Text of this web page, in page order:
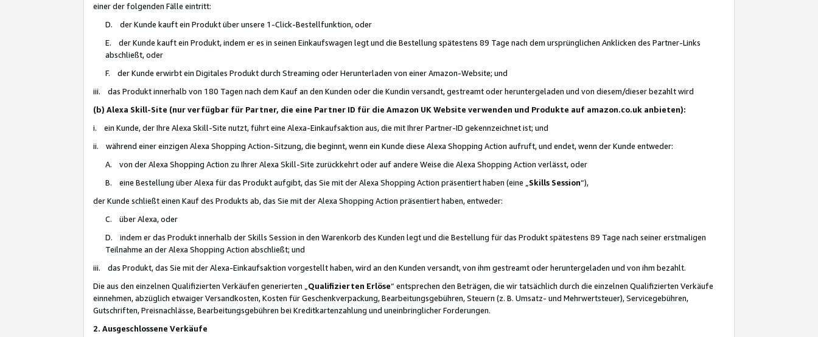
einer der folgenden Fälle eintritt:
D. der Kunde kauft ein Produkt über unsere 1-Click-Bestellfunktion, oder
E. der Kunde kauft ein Produkt, indem er es in seinen Einkaufswagen legt und die Bestellung spätestens 89 Tage nach dem ursprünglichen Anklicken des Partner-Links
abschließt, oder
F. der Kunde erwirbt ein Digitales Produkt durch Streaming oder Herunterladen von einer Amazon-Website; und
iii. das Produkt innerhalb von 180 Tagen nach dem Kauf an den Kunden oder die Kundin versandt, gestreamt oder heruntergeladen und von diesem/dieser bezahlt wird
(b) Alexa Skill-Site (nur verfügbar für Partner, die eine Partner ID für die Amazon UK Website verwenden und Produkte auf amazon.co.uk anbieten):
i. ein Kunde, der Ihre Alexa Skill-Site nutzt, führt eine Alexa-Einkaufsaktion aus, die mit Ihrer Partner-ID gekennzeichnet ist; und
ii. während einer einzigen Alexa Shopping Action-Sitzung, die beginnt, wenn ein Kunde diese Alexa Shopping Action aufruft, und endet, wenn der Kunde entweder:
A. von der Alexa Shopping Action zu Ihrer Alexa Skill-Site zurückkehrt oder auf andere Weise die Alexa Shopping Action verlässt, oder
B. eine Bestellung über Alexa für das Produkt aufgibt, das Sie mit der Alexa Shopping Action präsentiert haben (eine „ Skills Session“),
der Kunde schließt einen Kauf des Produkts ab, das Sie mit der Alexa Shopping Action präsentiert haben, entweder:
C. über Alexa, oder
D. indem er das Produkt innerhalb der Skills Session in den Warenkorb des Kunden legt und die Bestellung für das Produkt spätestens 89 Tage nach seiner erstmaligen
Teilnahme an der Alexa Shopping Action abschließt; und
iii. das Produkt, das Sie mit der Alexa-Einkaufsaktion vorgestellt haben, wird an den Kunden versandt, von ihm gestreamt oder heruntergeladen und von ihm bezahlt.
Die aus den einzelnen Qualifizierten Verkäufen generierten „ Qualifizierten Erlöse“ entsprechen den Beträgen, die wir tatsächlich durch die einzelnen Qualifizierten Verkäufe
einnehmen, abzüglich etwaiger Versandkosten, Kosten für Geschenkverpackung, Bearbeitungsgebühren, Steuern (z. B. Umsatz- und Mehrwertsteuer), Servicegebühren,
Gutschriften, Preisnachlässe, Bearbeitungsgebühren bei Kreditkartenzahlung und uneinbringlicher Forderungen.
2. Ausgeschlossene Verkäufe